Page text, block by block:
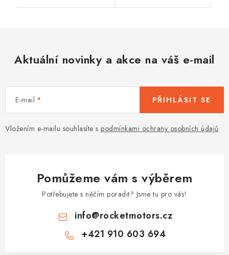
Aktuální novinky a akce na váš e-mail
E-mail
Vložením e-mailu souhlasíte s podmínkami ochrany osobních údajů
PŘIHLÁSIT SE
Pomůžeme vám s výběrem
Potřebujete s něčím poradit? Jsme tu pro vás!
info@rocketmotors.cz
+421 910 603 694